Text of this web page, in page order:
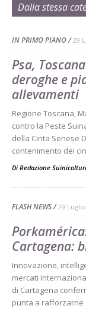
Dalla stessa
IN PRIMO PIANO 29
Psa,
deroghe e
allevamenti
Regione Toscana,
contro la Peste
della Cinta Senese
contenimento dei
Di Redazione
FLASH NEWS 29
Cartagena:
Innovazione,
mercati
di Cartagena
punta a rafforzarne